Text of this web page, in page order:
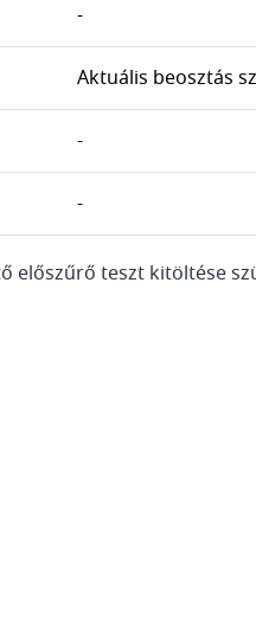
-
Aktuális beosztás
-
-
előszűrő teszt kitöltése